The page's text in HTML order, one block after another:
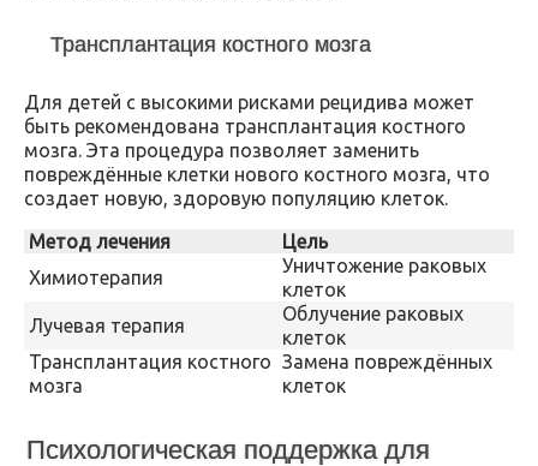
Трансплантация костного мозга
Для детей с высокими рисками рецидива может
быть рекомендована трансплантация костного
мозга. Эта процедура позволяет заменить
повреждённые клетки нового костного мозга, что
создает новую, здоровую популяцию клеток.
Метод лечения
Цель
Химиотерапия
Уничтожение раковых
клеток
Лучевая терапия
Облучение раковых
клеток
Трансплантация костного
мозга
Замена повреждённых
клеток
Психологическая поддержка для